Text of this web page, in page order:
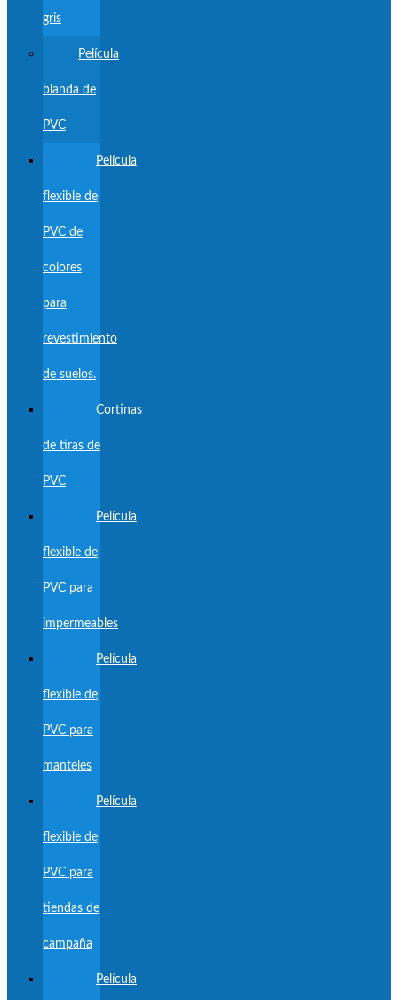
gris
Película
blanda de
PVC
Película
flexible de
PVC de
colores
para
revestimiento
de suelos.
Cortinas
de tiras de
PVC
Película
flexible de
PVC para
impermeables
Película
flexible de
PVC para
manteles
Película
flexible de
PVC para
tiendas de
campaña
Película